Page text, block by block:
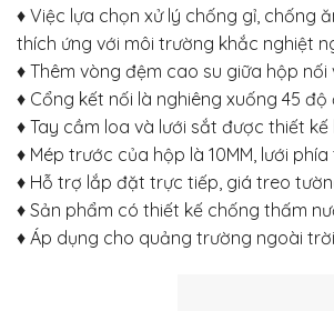
♦ Việc lựa chọn xử lý chống gỉ, chống
thích ứng với môi trường khắc nghiệt
♦ Thêm vòng đệm cao su giữa hộp
♦ Cổng kết nối là nghiêng xuống 45
♦ Tay cầm loa và lưới sắt được thiết
♦ Mép trước của hộp là 10MM, lưới
♦ Hỗ trợ lắp đặt trực tiếp, giá treo
♦ Sản phẩm có thiết kế chống thấm
♦ Áp dụng cho quảng trường ngoài